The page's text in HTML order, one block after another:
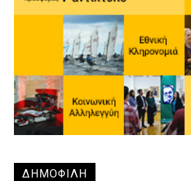
ΔΗΜΟΦΙΛΗ